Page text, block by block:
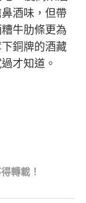
酒味，但帶
牛肋條更為
銅牌的酒藏
才知道。
轉載！